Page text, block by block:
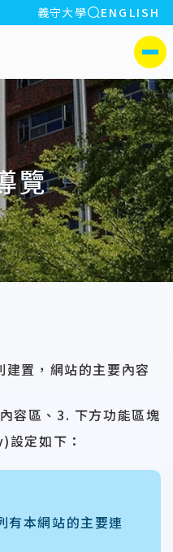
:::
義守大學 全站搜索
ENGLISH
側選單
覽
置，網站的主要內容
容區、3. 下方功能區塊
定如下：
有本網站的主要連